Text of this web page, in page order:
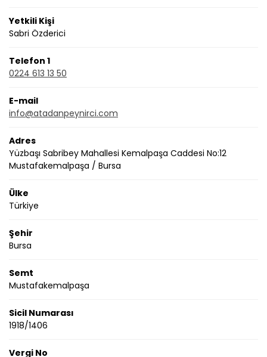
Yetkili Kişi
Sabri Özderici
Telefon 1
0224 613 13 50
E-mail
info@atadanpeynirci.com
Adres
Yüzbaşı Sabribey Mahallesi Kemalpaşa Caddesi No:12
Mustafakemalpaşa / Bursa
Ülke
Türkiye
Şehir
Bursa
Semt
Mustafakemalpaşa
Sicil Numarası
1918/1406
Vergi No